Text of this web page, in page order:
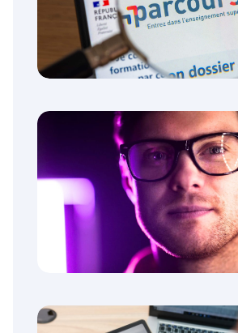
pour le Bac et Parcoursup ?
Où trouver son numéro de
Parcoursup p20 ?